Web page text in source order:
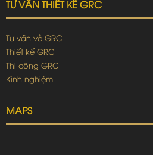
TƯ VẤN THIẾT KẾ GRC
Tư vấn về GRC
Thiết kế GRC
Thi công GRC
Kinh nghiệm
MAPS